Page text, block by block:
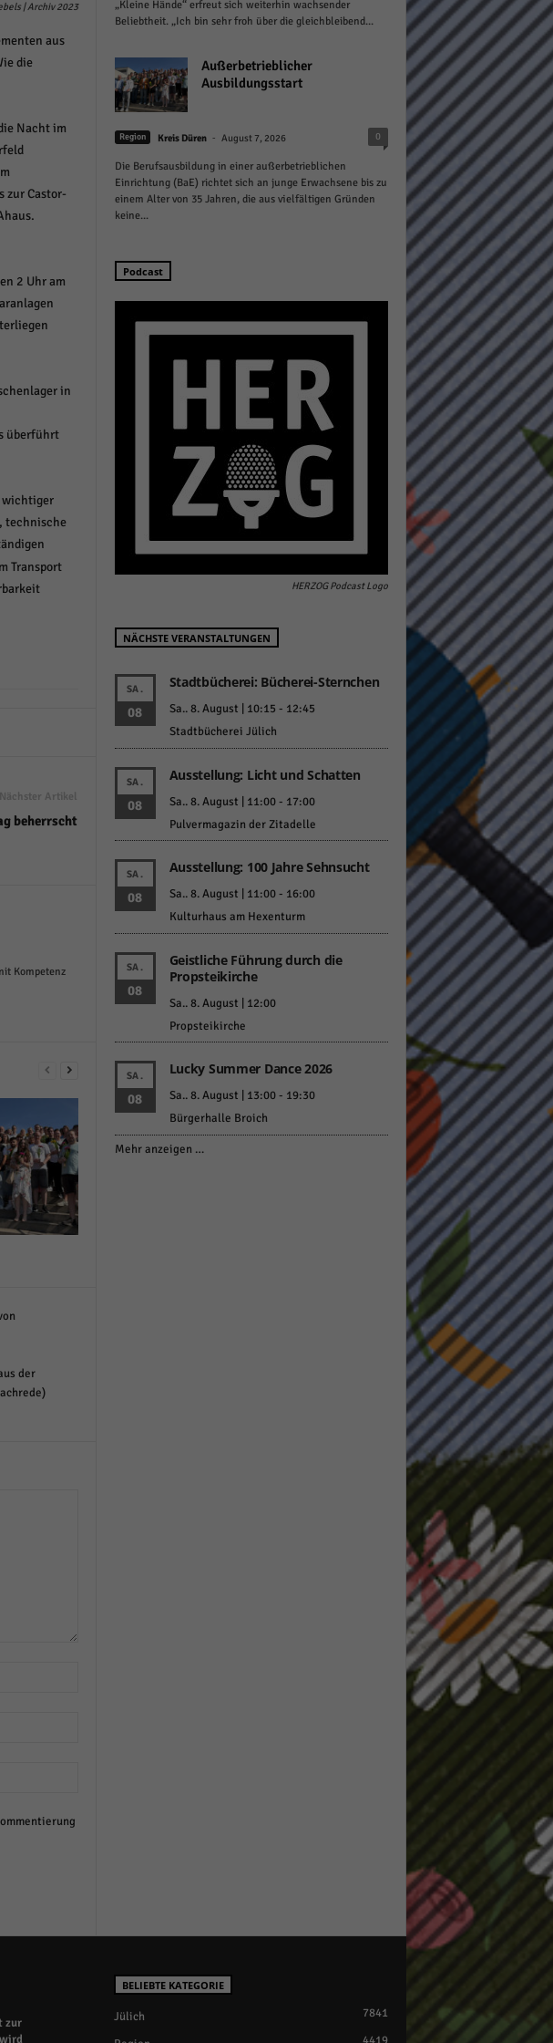
| Archiv 2023
aus
die
Nacht im
zur Castor-
2 Uhr am
in
überführt
wichtiger
technische
Transport
Nächster Artikel
beherrscht
Kompetenz
der
„Kleine Hände“ erfreut sich weiterhin wachsender
Beliebtheit. „Ich bin sehr froh über die gleichbleibend...
Außerbetrieblicher
Ausbildungsstart
Region Kreis Düren - August 7, 2026 0
Die Berufsausbildung in einer außerbetrieblichen
Einrichtung (BaE) richtet sich an junge Erwachsene bis zu
einem Alter von 35 Jahren, die aus vielfältigen Gründen
keine...
Podcast
HERZOG Podcast Logo
NÄCHSTE VERANSTALTUNGEN
SA.
08
Stadtbücherei: Bücherei-Sternchen
Sa.. 8. August | 10:15 - 12:45
Stadtbücherei Jülich
SA.
08
Ausstellung: Licht und Schatten
Sa.. 8. August | 11:00- 17:00
Pulvermagazin der Zitadelle
SA.
08
Ausstellung: 100 Jahre Sehnsucht
Sa.. 8. August | 11:00- 16:00
Kulturhaus am Hexenturm
SA.
08
Geistliche Führung durch die
Propsteikirche
Sa.. 8. August | 12:00
Propsteikirche
SA.
08
Lucky Summer Dance 2026
Sa.. 8. August | 13:00- 19:30
Bürgerhalle Broich
Mehr anzeigen …
zur
BELIEBTE KATEGORIE
Jülich 7841
sind für die einwandfreie
Statistiken
helfen uns zu verstehen,
verwendet, um personalisierte
hinweg verfolgen.
Externe Medien
standardmäßig blockiert.
der Zugriff auf diese Inhalte